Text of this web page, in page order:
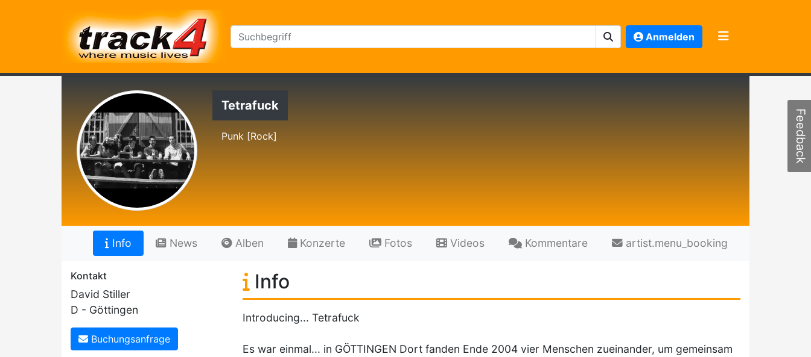
Anmelden
Tetrafuck
Punk [Rock]
Info News Alben Konzerte Fotos Videos Kommentare artist.menu_booking
Kontakt
David Stiller
D - Göttingen
Buchungsanfrage
Info
Introducing... Tetrafuck
Es war einmal... in GÖTTINGEN Dort fanden Ende 2004 vier Menschen zueinander, um gemeinsam
Feedback